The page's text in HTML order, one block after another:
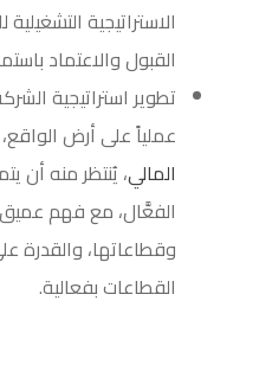
الاستراتيجية
القبول والاعتماد
تطوير استراتيجية
عملياً على أرض
المالي، يُنتظر منه أن
الفعَّال، مع فهم
وقطاعاتها، والقدرة
القطاعات بفعالية.